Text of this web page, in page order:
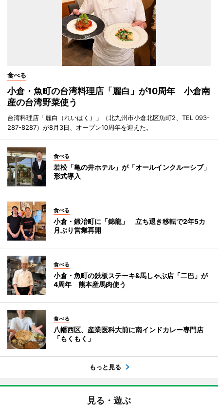
食べる
小倉・魚町の台湾料理店「麗白」が10周年 小倉南
産の台湾野菜使う
台湾料理店「麗白（れいはく）」（北九州市小倉北区魚町2、TEL 093-
287-8287）が8月3日、オープン10周年を迎えた。
食べる
若松「亀の井ホテル」が「オールインクルーシブ」
形式導入
食べる
小倉・鍛冶町に「錦龍」 立ち退き移転で2年5カ
月ぶり営業再開
食べる
小倉・魚町の鉄板ステーキ&馬しゃぶ店「二巴」が
4周年 熊本産馬肉使う
食べる
八幡西区、産業医科大前に南インドカレー専門店
「もくもく」
もっと見る
見る・遊ぶ